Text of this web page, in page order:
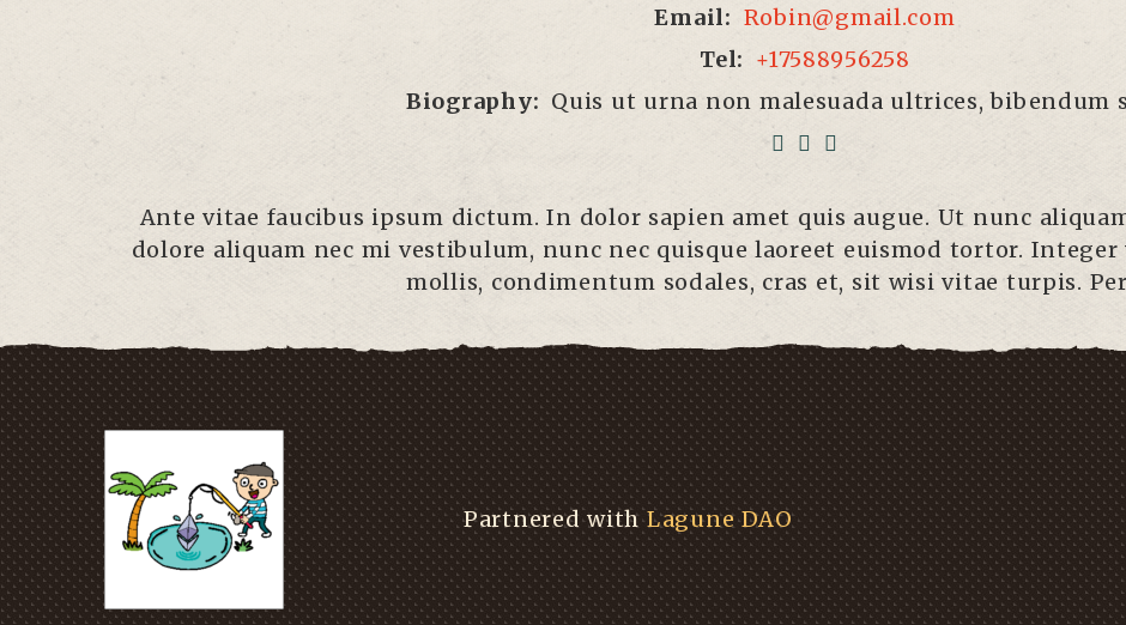
Email: Robin@gmail.com
Tel: +17588956258
Biography: Quis ut urna non malesuada ultrices, bibendum
Ante vitae faucibus ipsum dictum. In dolor sapien amet quis augue. Ut nunc
dolore aliquam nec mi vestibulum, nunc nec quisque laoreet euismod tortor.
mollis, condimentum sodales, cras et, sit wisi vitae turpis.
Partnered withLagune DAO